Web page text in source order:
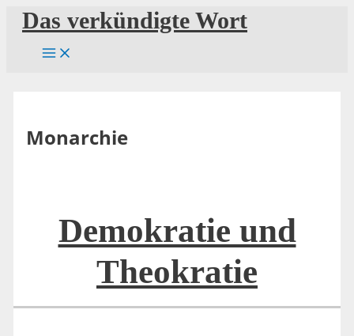
Zum
Inhalt
springen
Das verkündigte Wort
Monarchie
Demokratie und
Theokratie